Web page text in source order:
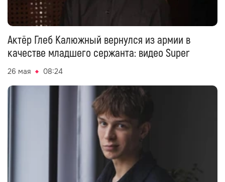
Актёр Глеб Калюжный вернулся из армии в
качестве младшего сержанта: видео Super
26 мая 08:24